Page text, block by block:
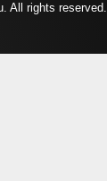
All rights reserved.